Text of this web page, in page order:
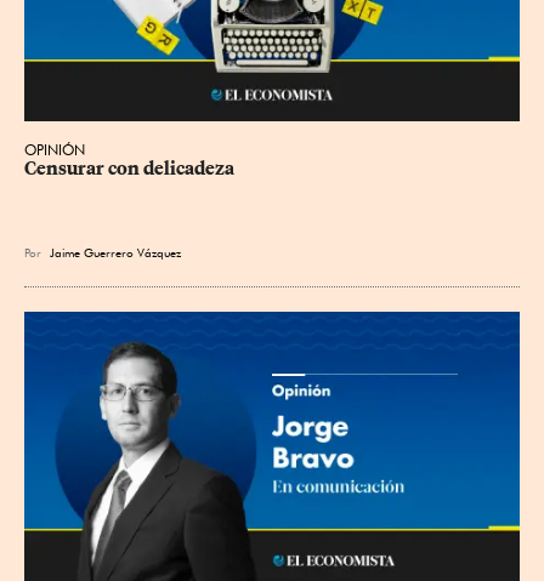
OPINIÓN
Censurar con delicadeza
Por Jaime Guerrero Vázquez